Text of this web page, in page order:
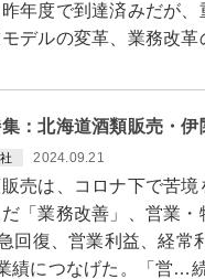
年度で到達済みだが
デルの変革、業務改
：北海道酒類販売・
2024.09.21
売は、コロナ下で苦境
「業務改善」、営業
回復、営業利益、経常
績につなげた。「営…